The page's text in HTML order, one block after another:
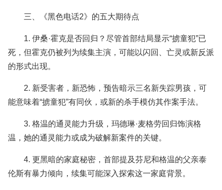
三、《黑色电话2》的五大期待点
1. 伊桑·霍克是否回归？尽管首部结局显示“掳童犯”已
死，但霍克仍被列为续集主演，可能以闪回、亡灵或新反派
的形式出现。
2. 新受害者，新恐怖，预告暗示三名新失踪男孩，可
能意味着“掳童犯”有同伙，或新的杀手模仿其作案手法。
3. 格温的通灵能力升级，玛德琳·麦格劳回归饰演格
温，她的通灵能力或成为破解新案件的关键。
4. 更黑暗的家庭秘密，首部提及芬尼和格温的父亲泰
伦斯有暴力倾向，续集可能深入探索这一家庭背景。